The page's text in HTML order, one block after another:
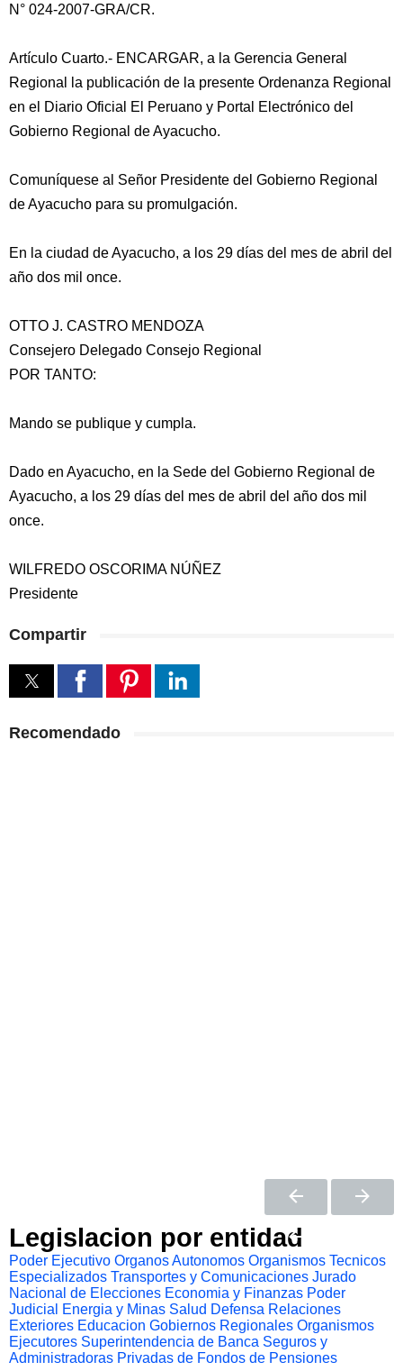
N° 024-2007-GRA/CR.
Artículo Cuarto.- ENCARGAR, a la Gerencia General
Regional la publicación de la presente Ordenanza Regional
en el Diario Oficial El Peruano y Portal Electrónico del
Gobierno Regional de Ayacucho.
Comuníquese al Señor Presidente del Gobierno Regional
de Ayacucho para su promulgación.
En la ciudad de Ayacucho, a los 29 días del mes de abril del
año dos mil once.
OTTO J. CASTRO MENDOZA
Consejero Delegado Consejo Regional
POR TANTO:
Mando se publique y cumpla.
Dado en Ayacucho, en la Sede del Gobierno Regional de
Ayacucho, a los 29 días del mes de abril del año dos mil
once.
WILFREDO OSCORIMA NÚÑEZ
Presidente
Compartir
Recomendado
Legislacion por entidad
Poder Ejecutivo Organos Autonomos Organismos Tecnicos
Especializados Transportes y Comunicaciones Jurado
Nacional de Elecciones Economia y Finanzas Poder
Judicial
Energia y Minas Salud Defensa Relaciones
Exteriores Educacion Gobiernos Regionales Organismos
Ejecutores Superintendencia de Banca Seguros y
Administradoras Privadas de Fondos de Pensiones